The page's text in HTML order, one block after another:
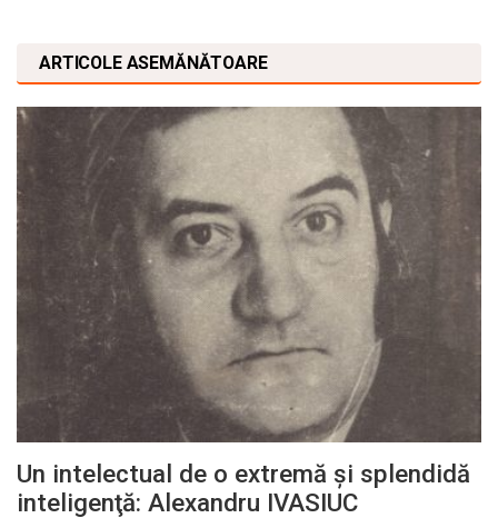
ARTICOLE ASEMĂNĂTOARE
Un intelectual de o extremă şi splendidă
inteligenţă: Alexandru IVASIUC